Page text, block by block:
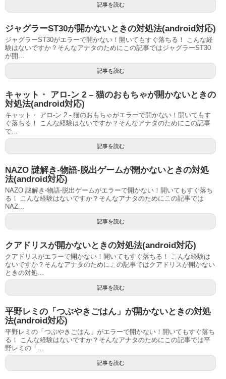
記事を読む
ジャグラーST30が開かないときの対処法(android対応)
ジャグラーST30がエラーで開かない！開いてもすぐ落ちる！ こんな経
験はないですか？そんなアナタのためにこの記事ではジャグラーST30
が開...
記事を読む
キャット・ アロ-ン 2 – 猫のおもちゃが開かないときの
対処法(android対応)
キャット・ アロ-ン 2 - 猫のおもちゃがエラーで開かない！開いてもす
ぐ落ちる！ こんな経験はないですか？そんなアナタのためにこの記事
で...
記事を読む
NAZO 謎解き-物語-脱出ゲームが開かないときの対処
法(android対応)
NAZO 謎解き-物語-脱出ゲームがエラーで開かない！開いてもすぐ落ち
る！ こんな経験はないですか？そんなアナタのためにこの記事では
NAZ...
記事を読む
クアドリスが開かないときの対処法(android対応)
クアドリスがエラーで開かない！開いてもすぐ落ちる！ こんな経験は
ないですか？そんなアナタのためにこの記事ではクアドリスが開かない
ときの対処...
記事を読む
平野レミの「つぶやきごはん」が開かないときの対処
法(android対応)
平野レミの「つぶやきごはん」がエラーで開かない！開いてもすぐ落ち
る！ こんな経験はないですか？そんなアナタのためにこの記事では平
野レミの「...
記事を読む